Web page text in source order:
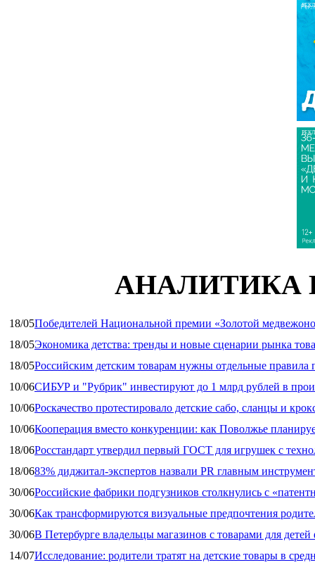
АНАЛИТИКА
18/05Победителей Национальной премии «Золотой
18/05Экономика детства: тренды и новые сценарии рынка
18/05Российским детским товарам нужны отдельные правила
10/06СИБУР и "Рубрик" инвестируют до 1 млрд рублей в
10/06Роскачество протестировало детские сабо, сланцы и
10/06Кооперация вместо конкуренции: как Поволжье
18/06Росстандарт утвердил первый ГОСТ для игрушек с
18/0683% диджитал‑экспертов назвали PR главным
30/06Российские фабрики подгузников столкнулись с
30/06Как трансформируются визуальные предпочтения
30/06В Петербурге владельцы магазинов с товарами для
14/07Исследование: родители тратят на детские товары в